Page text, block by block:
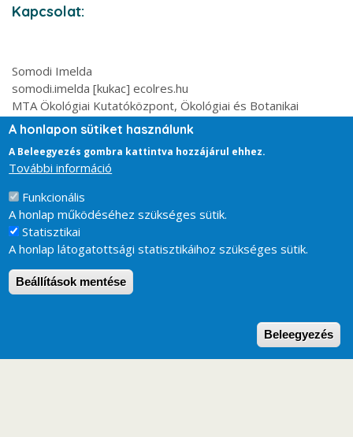
Kapcsolat:
Somodi Imelda
somodi.imelda [kukac] ecolres.hu
MTA Ökológiai Kutatóközpont, Ökológiai és Botanikai
Intézet, 2163 Vácrátót, Alkotmány u. 2-4.
Kapcsolódó oldalak
Potenciális elterjedési térképek
A honlapon sütiket használunk
A Beleegyezés gombra kattintva hozzájárul ehhez.
További információ
Funkcionális
A honlap működéséhez szükséges sütik.
Statisztikai
A honlap látogatottsági statisztikáihoz szükséges sütik.
Beállítások mentése
Beleegyezés